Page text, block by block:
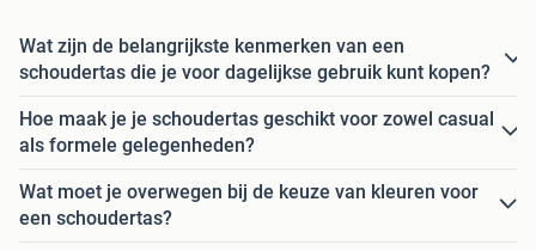
Wat zijn de belangrijkste kenmerken van een
schoudertas die je voor dagelijkse gebruik kunt kopen?
Hoe maak je je schoudertas geschikt voor zowel casual
als formele gelegenheden?
Wat moet je overwegen bij de keuze van kleuren voor
een schoudertas?